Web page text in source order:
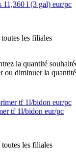
11,360 l (3 gal) eur/pc
toutes les filiales
la quantité
ou diminuer la
tf 1l/bidon eur/pc
toutes les filiales